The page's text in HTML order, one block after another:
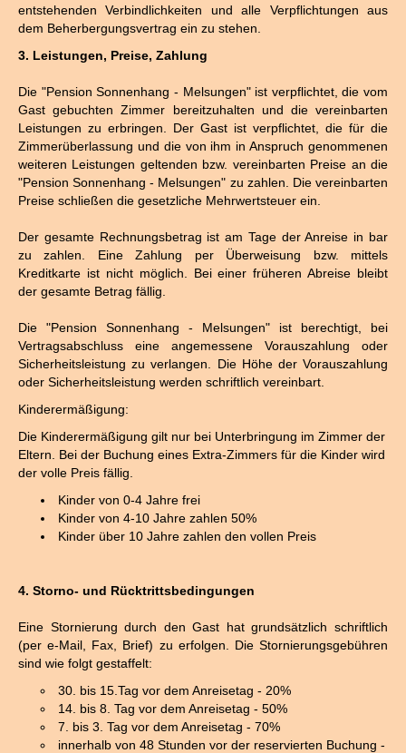
entstehenden Verbindlichkeiten und alle Verpflichtungen aus
dem Beherbergungsvertrag ein zu stehen.
3. Leistungen, Preise, Zahlung
Die "Pension Sonnenhang - Melsungen" ist verpflichtet, die vom
Gast gebuchten Zimmer bereitzuhalten und die vereinbarten
Leistungen zu erbringen. Der Gast ist verpflichtet, die für die
Zimmerüberlassung und die von ihm in Anspruch genommenen
weiteren Leistungen geltenden bzw. vereinbarten Preise an die
"Pension Sonnenhang - Melsungen" zu zahlen. Die vereinbarten
Preise schließen die gesetzliche Mehrwertsteuer ein.
Der gesamte Rechnungsbetrag ist am Tage der Anreise in bar
zu zahlen. Eine Zahlung per Überweisung bzw. mittels
Kreditkarte ist nicht möglich. Bei einer früheren Abreise bleibt
der gesamte Betrag fällig.
Die "Pension Sonnenhang - Melsungen" ist berechtigt, bei
Vertragsabschluss eine angemessene Vorauszahlung oder
Sicherheitsleistung zu verlangen. Die Höhe der Vorauszahlung
oder Sicherheitsleistung werden schriftlich vereinbart.
Kinderermäßigung:
Die Kinderermäßigung gilt nur bei Unterbringung im Zimmer der
Eltern. Bei der Buchung eines Extra-Zimmers für die Kinder wird
der volle Preis fällig.
Kinder von 0-4 Jahre frei
Kinder von 4-10 Jahre zahlen 50%
Kinder über 10 Jahre zahlen den vollen Preis
4. Storno- und Rücktrittsbedingungen
Eine Stornierung durch den Gast hat grundsätzlich schriftlich
(per e-Mail, Fax, Brief) zu erfolgen. Die Stornierungsgebühren
sind wie folgt gestaffelt:
30. bis 15.Tag vor dem Anreisetag - 20%
14. bis 8. Tag vor dem Anreisetag - 50%
7. bis 3. Tag vor dem Anreisetag - 70%
innerhalb von 48 Stunden vor der reservierten Buchung -